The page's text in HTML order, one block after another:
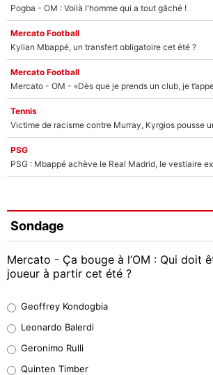
Pogba - OM : Voilà l'homme qui a tout gâché !
Mercato Football
Kylian Mbappé, un transfert obligatoire cet été ?
Mercato Football
Tennis
PSG
PSG : Mbappé achève le Real Madrid, le vestiaire
Sondage
Mercato - Ça bouge à l’OM : Qui doit
joueur à partir cet été ?
38%
32%
Geoffrey Kondogbia
Leonardo Balerdi
Geronimo Rulli
Quinten Timber